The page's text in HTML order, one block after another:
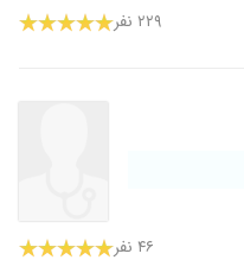
۲۲۹ نفر
۴۶ نفر